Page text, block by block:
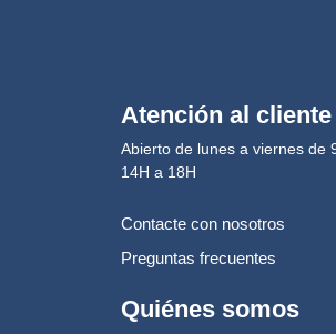
Atención al cliente
Abierto de lunes a viernes de
14H a 18H
Contacte con nosotros
Preguntas frecuentes
Quiénes somos